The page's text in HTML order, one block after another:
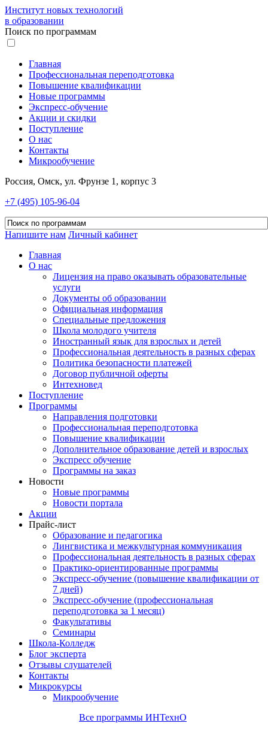
Институт новых технологий
в образовании
Поиск по программам
Главная
Профессиональная переподготовка
Повышение квалификации
Новые программы
Экспресс-обучение
Акции и скидки
Поступление
О нас
Контакты
Микрообучение
Россия, Омск, ул. Фрунзе 1, корпус 3
+7 (495) 105-96-04
Напишите нам Личный кабинет
Главная
О нас
Лицензия на право оказывать образовательные
услуги
Документы об образовании
Официальная информация
Специальные предложения
Школа молодого учителя
Иностранный язык для взрослых и детей
Профессиональная деятельность в разных сферах
Политика безопасности платежей
Договор публичной оферты
Интехновед
Поступление
Программы
Направления подготовки
Профессиональная переподготовка
Повышение квалификации
Дополнительное образование детей и взрослых
Экспресс обучение
Программы на заказ
Новости
Новые программы
Новости портала
Акции
Прайс-лист
Образование и педагогика
Лингвистика и межкультурная коммуникация
Профессиональная деятельность в разных сферах
Практико-ориентированные программы
Экспресс-обучение (повышение квалификации от
7 дней)
Экспресс-обучение (профессиональная
переподготовка за 1 месяц)
Факультативы
Семинары
Школа-Колледж
Блог эксперта
Отзывы слушателей
Контакты
Микрокурсы
Микрообучение
Все программы ИНТехнО